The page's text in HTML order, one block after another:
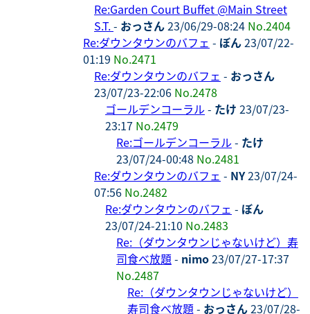
Re:Garden Court Buffet @Main Street
S.T.- おっさん23/06/29-08:24 No.2404
Re:ダウンタウンのバフェ - ぼん23/07/22-
01:19 No.2471
Re:ダウンタウンのバフェ - おっさん
23/07/23-22:06 No.2478
ゴールデンコーラル - たけ 23/07/23-
23:17 No.2479
Re:ゴールデンコーラル - たけ
23/07/24-00:48 No.2481
Re:ダウンタウンのバフェ - NY23/07/24-
07:56 No.2482
Re:ダウンタウンのバフェ - ぼん
23/07/24-21:10 No.2483
Re:（ダウンタウンじゃないけど）寿
司食べ放題- nimo23/07/27-17:37
No.2487
Re:（ダウンタウンじゃないけど）
寿司食べ放題- おっさん23/07/28-